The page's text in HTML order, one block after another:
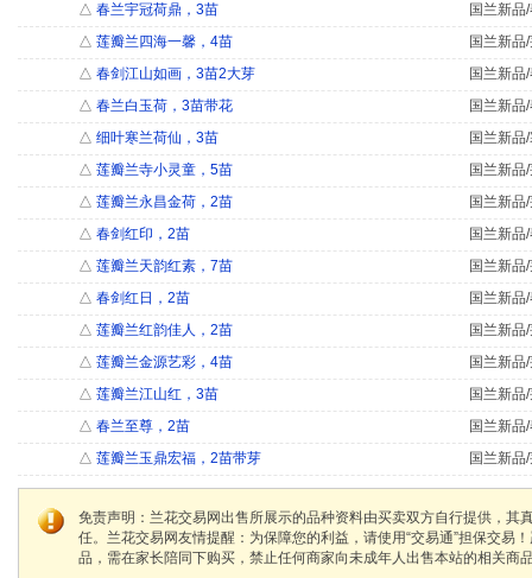
△ 春兰宇冠荷鼎，3苗
国兰新品
△ 莲瓣兰四海一馨，4苗
国兰新品
△ 春剑江山如画，3苗2大芽
国兰新品
△ 春兰白玉荷，3苗带花
国兰新品
△ 细叶寒兰荷仙，3苗
国兰新品
△ 莲瓣兰寺小灵童，5苗
国兰新品
△ 莲瓣兰永昌金荷，2苗
国兰新品
△ 春剑红印，2苗
国兰新品
△ 莲瓣兰天韵红素，7苗
国兰新品
△ 春剑红日，2苗
国兰新品
△ 莲瓣兰红韵佳人，2苗
国兰新品
△ 莲瓣兰金源艺彩，4苗
国兰新品
△ 莲瓣兰江山红，3苗
国兰新品
△ 春兰至尊，2苗
国兰新品
△ 莲瓣兰玉鼎宏福，2苗带芽 国兰新品
免责声明：兰花交易网出售所展示的品种资料由买卖双方自行提供，
任。兰花交易网友情提醒：为保障您的利益，请使用“交易通”担保交
品，需在家长陪同下购买，禁止任何商家向未成年人出售本站的相关商